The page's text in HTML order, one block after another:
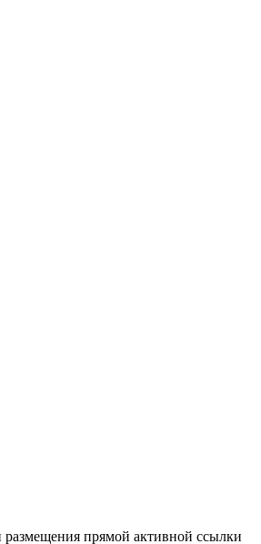
размещения прямой активной ссылки